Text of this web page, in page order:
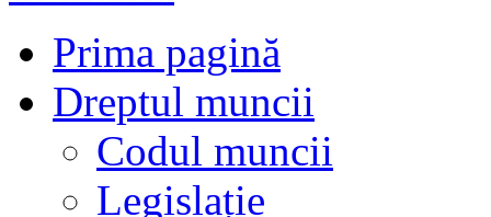
Prima pagină
Dreptul muncii
Codul muncii
Legislație